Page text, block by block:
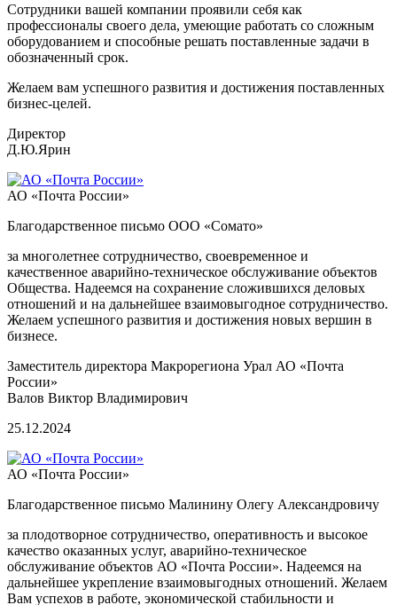
Сотрудники вашей компании проявили себя как
профессионалы своего дела, умеющие работать со сложным
оборудованием и способные решать поставленные задачи в
обозначенный срок.
Желаем вам успешного развития и достижения поставленных
бизнес-целей.
Директор
Д.Ю.Ярин
АО «Почта России»
Благодарственное письмо ООО «Сомато»
за многолетнее сотрудничество, своевременное и
качественное аварийно-техническое обслуживание объектов
Общества. Надеемся на сохранение сложившихся деловых
отношений и на дальнейшее взаимовыгодное сотрудничество.
Желаем успешного развития и достижения новых вершин в
бизнесе.
Заместитель директора Макрорегиона Урал АО «Почта
России»
Валов Виктор Владимирович
25.12.2024
АО «Почта России»
Благодарственное письмо Малинину Олегу Александровичу
за плодотворное сотрудничество, оперативность и высокое
качество оказанных услуг, аварийно-техническое
обслуживание объектов АО «Почта России». Надеемся на
дальнейшее укрепление взаимовыгодных отношений. Желаем
Вам успехов в работе, экономической стабильности и